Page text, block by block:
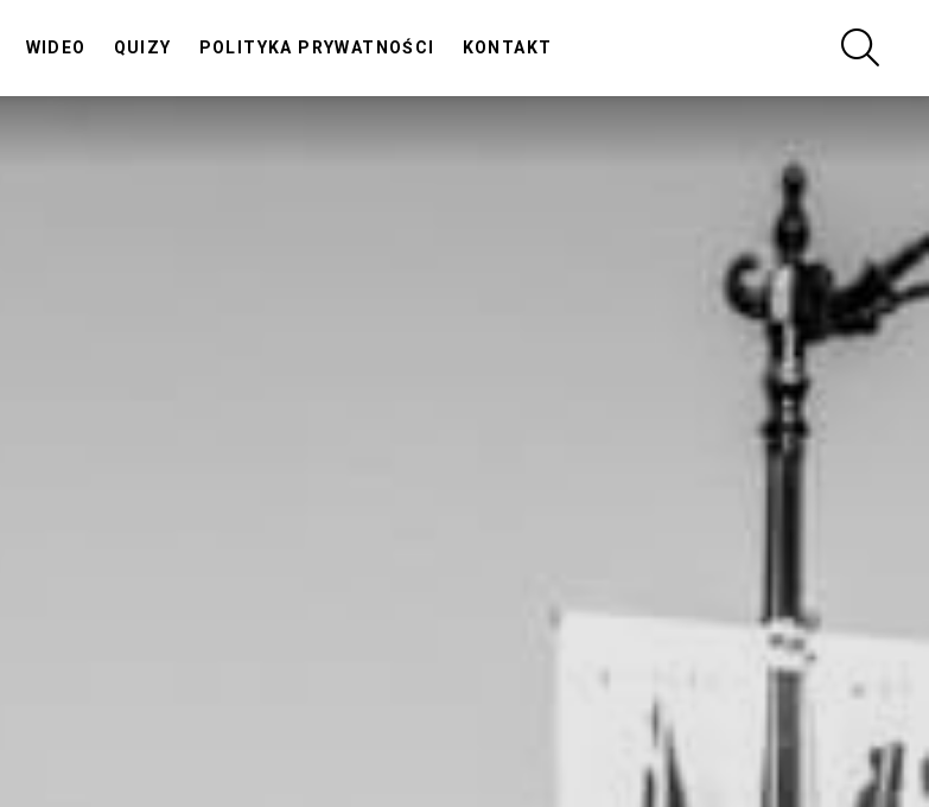
WIDEO QUIZY POLITYKA PRYWATNOŚCI KONTAKT